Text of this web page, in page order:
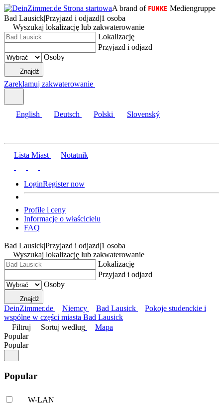
A brand of
Mediengruppe
Bad Lausick|Przyjazd i odjazd|1 osoba
Wyszukaj lokalizację lub zakwaterowanie
Lokalizację
Przyjazd i odjazd
Osoby
Znajdź
Zareklamuj zakwaterowanie
English Deutsch Polski Slovenský
Lista Miast Notatnik
LoginRegister now
Profile i ceny
Informacje o właścicielu
FAQ
Bad Lausick|Przyjazd i odjazd|1 osoba
Wyszukaj lokalizację lub zakwaterowanie
Lokalizację
Przyjazd i odjazd
Osoby
Znajdź
DeinZimmer.de Niemcy Bad Lausick
Pokoje studenckie i
wspólne w części miasta Bad Lausick
Filtruj
Sortuj według
Mapa
Popular
Popular
Popular
W-LAN